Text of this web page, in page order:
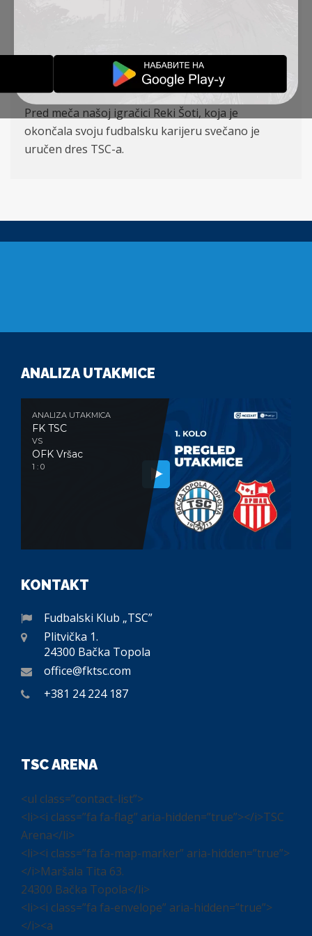
postigli pobedonosni gol u zadnjim sekundama
utakmice. Golove za naš tim su postigle Ivana
Trbojević(3), Milana Knežević i Vanja Petrović.
Pred meča našoj igračici Reki Šoti, koja je
okončala svoju fudbalsku karijeru svečano je
uručen dres TSC-a.
ANALIZA UTAKMICE
ANALIZA UTAKMICA
FK TSC
VS
OFK Vršac
1 : 0
KONTAKT
Fudbalski Klub „TSC”
Plitvička 1.
24300 Bačka Topola
office@fktsc.com
+381 24 224 187
TSC ARENA
<ul class=”contact-list”>
<li><i class=”fa fa-flag” aria-hidden=”true”></i>TSC
Arena</li>
<li><i class=”fa fa-map-marker” aria-hidden=”true”>
</i>Maršala Tita 63.
24300 Bačka Topola</li>
<li><i class=”fa fa-envelope” aria-hidden=”true”>
</i><a